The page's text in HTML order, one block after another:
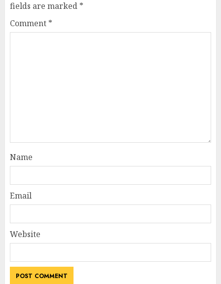
fields are marked *
Comment *
Name
Email
Website